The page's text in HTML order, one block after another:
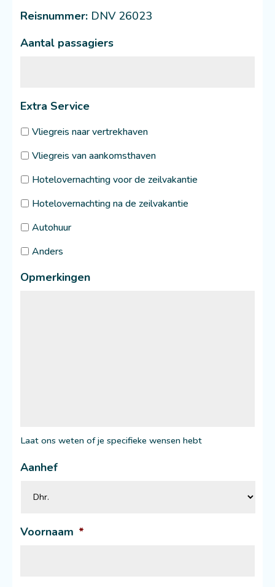
Reisnummer: DNV 26023
Aantal passagiers
Extra Service
Vliegreis naar vertrekhaven
Vliegreis van aankomsthaven
Hotelovernachting voor de zeilvakantie
Hotelovernachting na de zeilvakantie
Autohuur
Anders
Opmerkingen
Laat ons weten of je specifieke wensen hebt
Aanhef
Voornaam *